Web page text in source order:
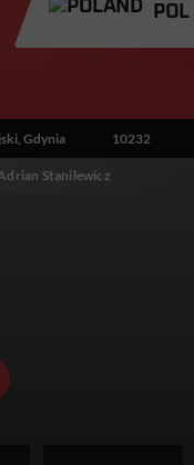
POL
Gdynia 10232
Stanilewicz